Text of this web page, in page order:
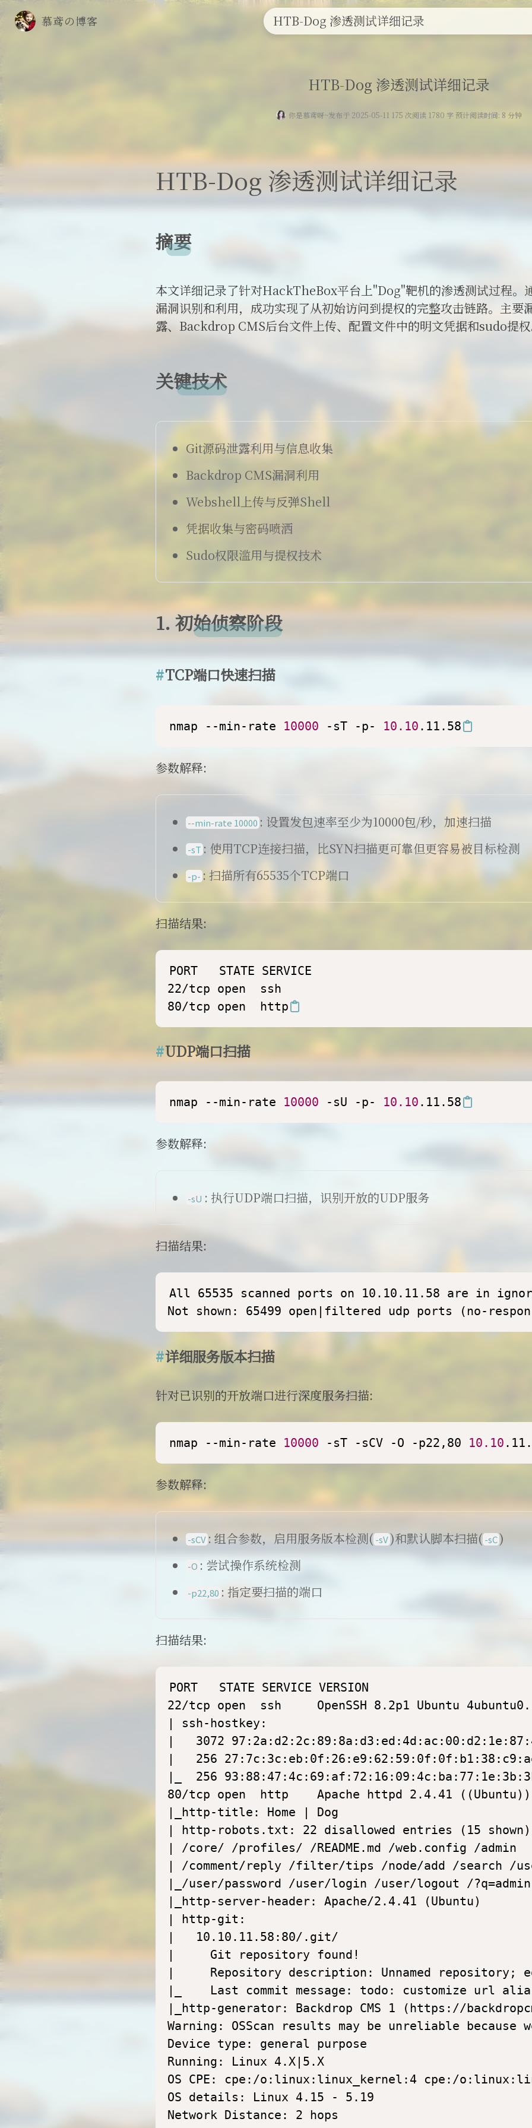
慕鸢の博客 HTB-Dog 渗透测试详细记录
HTB-Dog 渗透测试详细记录
你是慕鸢呀~发布于 2025-05-11 175 次阅读 1780 字 预计阅读时间: 8 分钟
HTB-Dog 渗透测试详细记录
摘要
本文详细记录了针对HackTheBox平台上"Dog"靶机的渗透测试过程。
漏洞识别和利用，成功实现了从初始访问到提权的完整攻击链路。主要
露、Backdrop CMS后台文件上传、配置文件中的明文凭据和sudo提
关键技术
Git源码泄露利用与信息收集
Backdrop CMS漏洞利用
Webshell上传与反弹Shell
凭据收集与密码喷洒
Sudo权限滥用与提权技术
1. 初始侦察阶段
TCP端口快速扫描
nmap --min-rate 10000 -sT -p- 10.10 .11.58
参数解释:
--min-rate 10000 : 设置发包速率至少为10000包/秒，加速扫描
-sT : 使用TCP连接扫描，比SYN扫描更可靠但更容易被目标检测
-p- : 扫描所有65535个TCP端口
扫描结果:
PORT   STATE SERVICE
22/tcp open  ssh
80/tcp open  http
UDP端口扫描
nmap --min-rate 10000 -sU -p- 10.10 .11.58
参数解释:
-sU : 执行UDP端口扫描，识别开放的UDP服务
扫描结果:
All 65535 scanned ports on 10.10.11.58 are in
Not shown: 65499 open|filtered udp ports (no-
详细服务版本扫描
针对已识别的开放端口进行深度服务扫描:
nmap --min-rate 10000 -sT -sCV -O -p22,80 10.10
参数解释:
-sCV : 组合参数，启用服务版本检测( -sV)和默认脚本扫描( -sC)
-O : 尝试操作系统检测
-p22,80 : 指定要扫描的端口
扫描结果:
PORT   STATE SERVICE VERSION
22/tcp open  ssh     OpenSSH 8.2p1 Ubuntu
| ssh-hostkey:
|   3072
|   256
|_  256
80/tcp open  http    Apache httpd 2.4.41 ((Ubuntu))
|_http-title: Home | Dog
| http-robots.txt: 22 disallowed entries (15 shown)
| /core/ /profiles/ /README.md /web.config /admin
| /comment/reply /filter/tips /node/add /search /
|_/user/password /user/login /user/logout /?q=admin
|_http-server-header: Apache/2.4.41 (Ubuntu)
| http-git:
|   10.10.11.58:80/.git/
|     Git repository found!
|     Repository description: Unnamed
|_    Last commit message: todo: customize url
|_http-generator: Backdrop CMS 1 (https://
Warning: OSScan results may be unreliable
Device type: general purpose
Running: Linux 4.X|5.X
OS CPE: cpe:/o:linux:linux_kernel:4 cpe:/
OS details: Linux 4.15 - 5.19
Network Distance: 2 hops